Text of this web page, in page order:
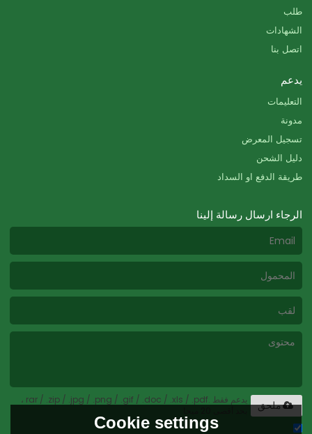
طلب
الشهادات
اتصل بنا
يدعم
التعليمات
مدونة
تسجيل المعرض
دليل الشحن
طريقة الدفع او السداد
الرجاء ارسال رسالة إلينا
يدعم فقط .rar / .zip / .jpg / .png / .gif / .doc / .xls / .pdf ،
ملحق
Cookie settings